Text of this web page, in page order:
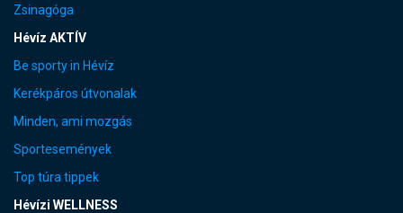
Zsinagóga
Hévíz AKTÍV
Be sporty in Hévíz
Kerékpáros útvonalak
Minden, ami mozgás
Sportesemények
Top túra tippek
Hévízi WELLNESS